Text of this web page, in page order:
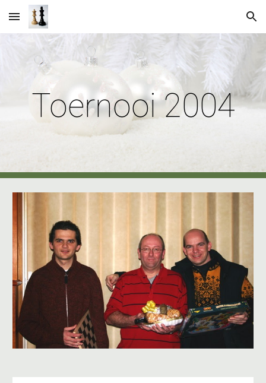
Skip to main content Skip to navigation
Toernooi 2004